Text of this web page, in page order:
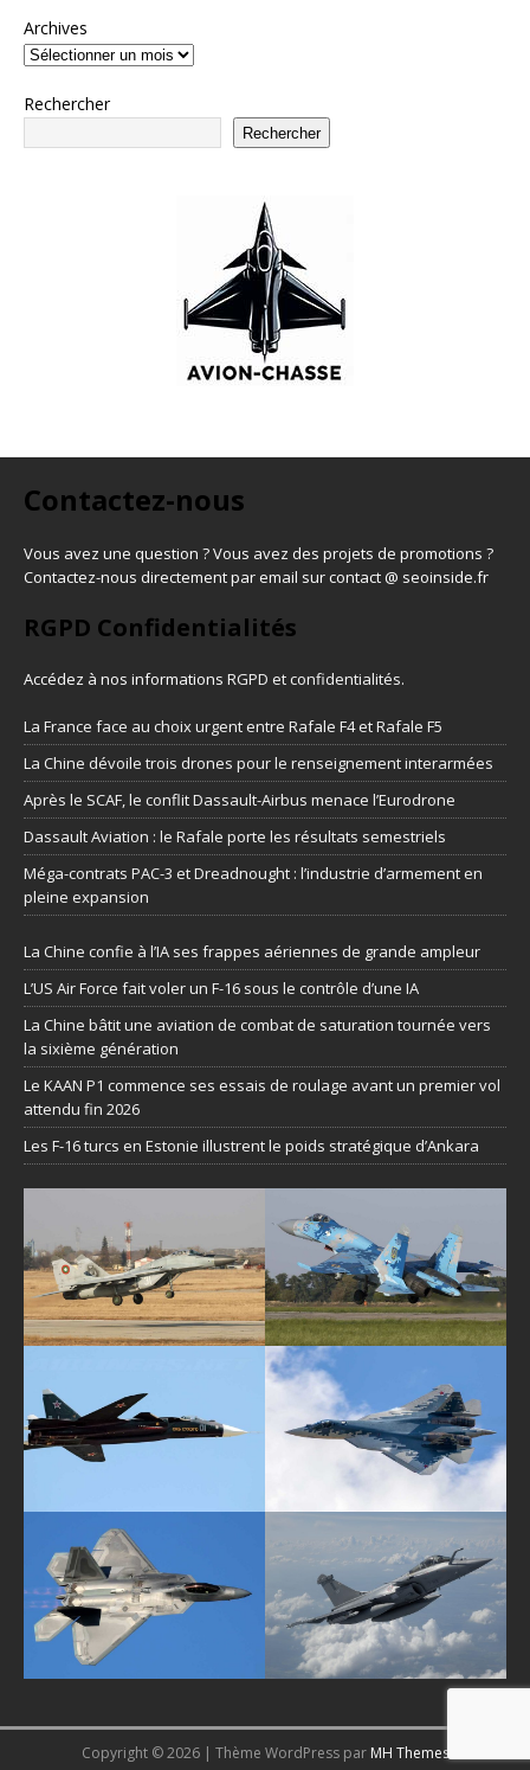
Archives
Rechercher
Rechercher
Contactez-nous
Vous avez une question ? Vous avez des projets de promotions ?
Contactez-nous directement par email sur contact @ seoinside.fr
RGPD Confidentialités
Accédez à nos informations RGPD et confidentialités.
La France face au choix urgent entre Rafale F4 et Rafale F5
La Chine dévoile trois drones pour le renseignement interarmées
Après le SCAF, le conflit Dassault-Airbus menace l’Eurodrone
Dassault Aviation : le Rafale porte les résultats semestriels
Méga-contrats PAC-3 et Dreadnought : l’industrie d’armement en
pleine expansion
La Chine confie à l’IA ses frappes aériennes de grande ampleur
L’US Air Force fait voler un F-16 sous le contrôle d’une IA
La Chine bâtit une aviation de combat de saturation tournée vers
la sixième génération
Le KAAN P1 commence ses essais de roulage avant un premier vol
attendu fin 2026
Les F-16 turcs en Estonie illustrent le poids stratégique d’Ankara
Copyright © 2026 | Thème WordPress par MH Themes